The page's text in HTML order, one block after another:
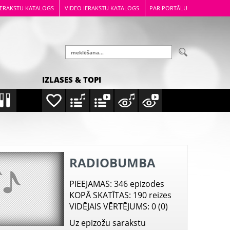
KATALOGS VIDEO IERAKSTU KATALOGS PAR PORTĀLU
IZLASES & TOPI
RADIOBUMBA
PIEEJAMAS: 346 epizodes
KOPĀ SKATĪTAS: 190 reizes
VIDĒJAIS VĒRTĒJUMS: 0 (0)
Uz epizožu sarakstu